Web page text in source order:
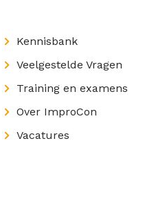
Kennisbank
Veelgestelde Vragen
Training en examens
Over ImproCon
Vacatures